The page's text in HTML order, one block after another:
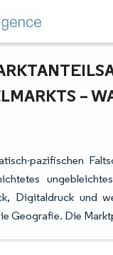
–
pazifischen
Digitaldruck und
Geografie. Die